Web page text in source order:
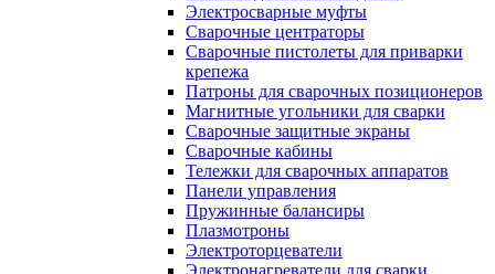
Электросварные муфты
Сварочные центраторы
Сварочные пистолеты для приварки
крепежа
Патроны для сварочных позиционеров
Магнитные угольники для сварки
Сварочные защитные экраны
Сварочные кабины
Тележки для сварочных аппаратов
Панели управления
Пружинные балансиры
Плазмотроны
Электроторцеватели
Электронагреватели для сварки